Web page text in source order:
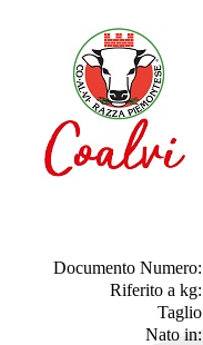
Documento Numero:
Riferito a kg:
Taglio
Nato in: